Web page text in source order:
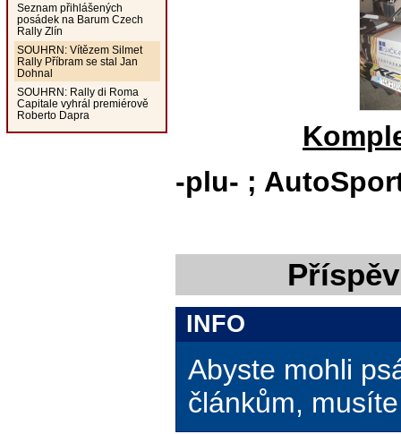
Seznam přihlášených
posádek na Barum Czech
Rally Zlín
SOUHRN: Vítězem Silmet
Rally Příbram se stal Jan
Dohnal
SOUHRN: Rally di Roma
Capitale vyhrál premiérově
Roberto Dapra
-plu- ;
INFO
Abyste mohli
článkům,